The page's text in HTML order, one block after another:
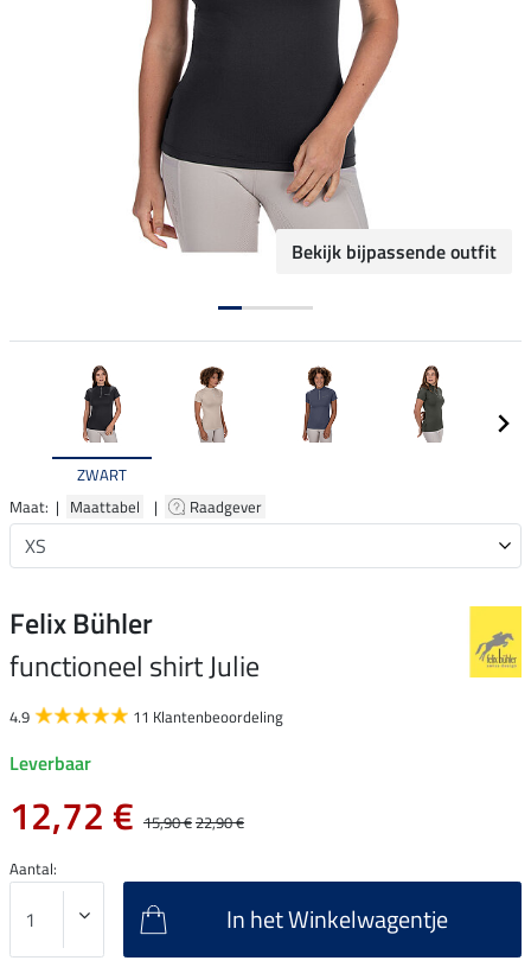
Bekijk bijpassende outfit
ZWART
Maat: | Maattabel | Raadgever
Felix Bühler
functioneel shirt Julie
4.9 11 Klantenbeoordeling
Leverbaar
12,72 € 15,90 €22,90 €
Aantal:
In het Winkelwagentje